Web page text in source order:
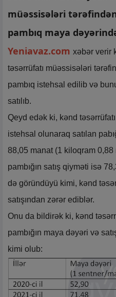
müəssisələri
pambıq maya
Yeniavaz.com xəbər verir
təsərrüfatı müəssisələri
pambıq istehsal edilib və
satılıb.
Qeyd edək ki, kənd
istehsal olunaraq satılan
88,05 manat (1 kiloqram
pambığın satış qiyməti isə
də göründüyü kimi, kənd
satışından zərər ediblər.
Onu da bildirək ki, kənd
pambığın maya dəyəri və
kimi olub: